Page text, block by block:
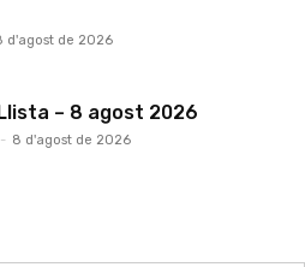
d'agost de 2026
– 8 agost 2026
- 8 d'agost de 2026